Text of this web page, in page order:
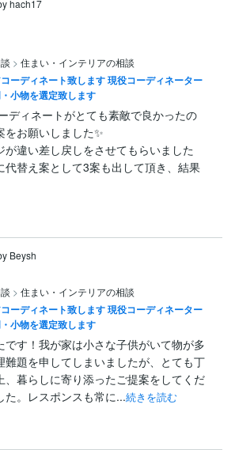
hach17
> 住まい・インテリアの相談
ーディネート致します 現役コーディネーター
小物を選定致します
ディネートがとても素敵で良かったの
お願いしました✨
が違い差し戻しをさせてもらいました
代替え案として3案も出して頂き、結果
Beysh
> 住まい・インテリアの相談
ーディネート致します 現役コーディネーター
小物を選定致します
です！我が家は小さな子供がいて物が多
難題を申してしまいましたが、とても丁
、暮らしに寄り添ったご提案をしてくだ
た。レスポンスも常に...続きを読む